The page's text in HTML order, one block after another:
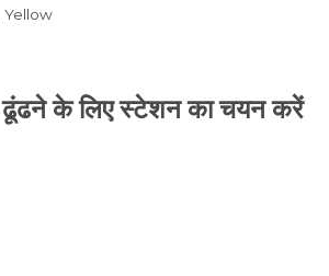
Yellow
ढूंढने के लिए स्टेशन का चयन करें